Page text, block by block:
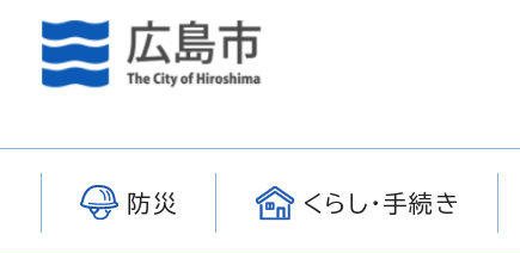
防災 くらし・手続き